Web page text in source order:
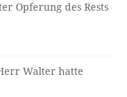
Opferung des Rests
Walter hatte